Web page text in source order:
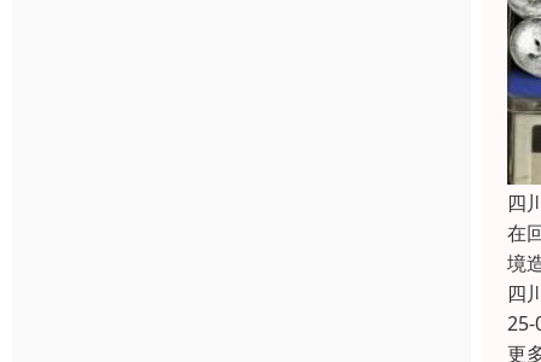
四
在
境
四
25-
更